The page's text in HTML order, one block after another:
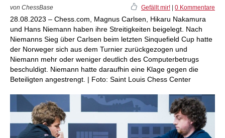
von ChessBase Gefällt mir! 0 Kommentare
28.08.2023 – Chess.com, Magnus Carlsen, Hikaru Nakamura
und Hans Niemann haben ihre Streitigkeiten beigelegt. Nach
Niemanns Sieg über Carlsen beim letzten Sinquefield Cup hatte
der Norweger sich aus dem Turnier zurückgezogen und
Niemann mehr oder weniger deutlich des Computerbetrugs
beschuldigt. Niemann hatte daraufhin eine Klage gegen die
Beteiligten angestrengt. | Foto: Saint Louis Chess Center